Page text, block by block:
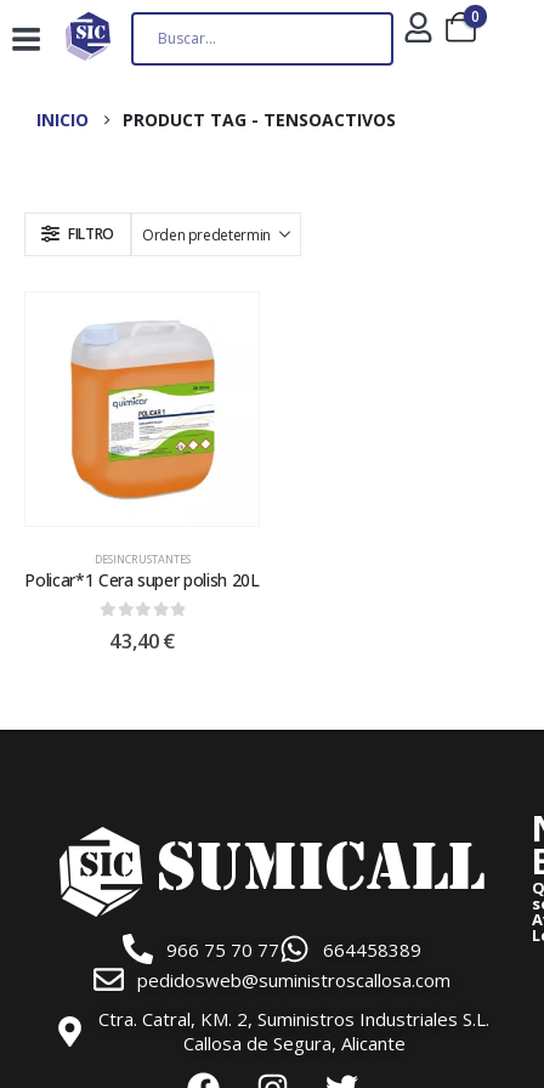
0
INICIO PRODUCT TAG - TENSOACTIVOS
FILTRO
DESINCRUSTANTES
Policar*1 Cera super polish 20L
out of 5
43,40€
966 75 70 77
664458389
pedidosweb@suministroscallosa.com
Ctra. Catral, KM. 2, Suministros Industriales S.L.
Callosa de Segura, Alicante